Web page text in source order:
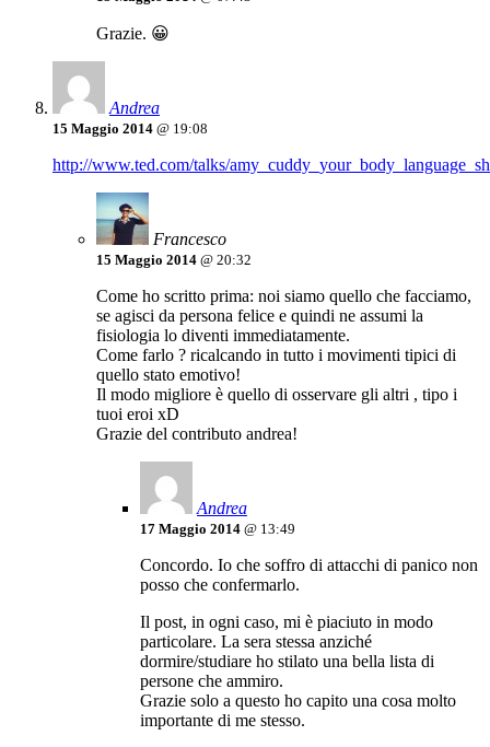
Grazie. 😀
Andrea
15 Maggio 2014 @ 19:08
http://www.ted.com/talks/
Francesco
15 Maggio 2014 @ 20:32
Come ho scritto prima: noi siamo quello che facciamo,
se agisci da persona felice e quindi ne assumi la
fisiologia lo diventi immediatamente.
Come farlo ? ricalcando in tutto i movimenti tipici di
quello stato emotivo!
Il modo migliore è quello di osservare gli altri , tipo i
tuoi eroi xD
Grazie del contributo andrea!
Andrea
17 Maggio 2014 @ 13:49
Concordo. Io che soffro di attacchi di panico non
posso che confermarlo.
Il post, in ogni caso, mi è piaciuto in modo
particolare. La sera stessa anziché
dormire/studiare ho stilato una bella lista di
persone che ammiro.
Grazie solo a questo ho capito una cosa molto
importante di me stesso.